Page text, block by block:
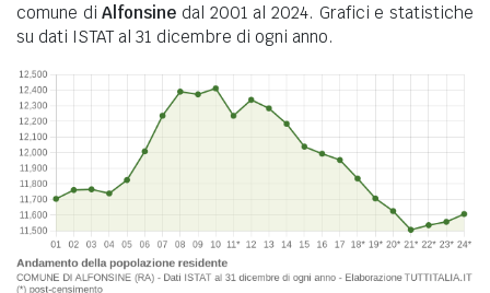
comune diAlfonsine dal 2001 al 2024. Grafici e statistiche
su dati ISTAT al 31 dicembre di ogni anno.